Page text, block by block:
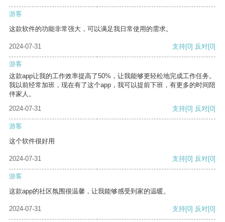
游客
这款软件的功能非常强大，可以满足我日常使用的需求。
2024-07-31 支持[0] 反对[0]
游客
这款app让我的工作效率提高了50%，让我能够更轻松地完成工作任务。
我以前经常加班，现在有了这个app，我可以提前下班，有更多的时间陪
伴家人。
2024-07-31
支持[0] 反对[0]
游客
这个软件很好用
2024-07-31 支持[0] 反对[0]
游客
这款app的社区氛围很温馨，让我能够感受到家的温暖。
2024-07-31 支持[0] 反对[0]